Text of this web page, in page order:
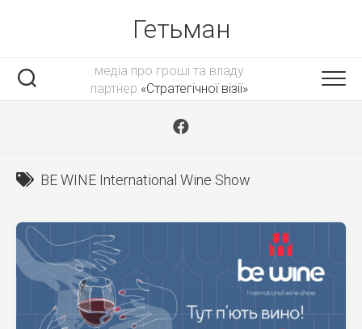
Гетьман
медіа про гроші та владу
партнер «Стратегічної візії»
BE WINE International Wine Show